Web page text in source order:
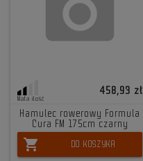
Mała ilość
458,93 zł
Hamulec rowerowy Formula
Cura FM 175cm czarny
shopping_cart DO KOSZYKA